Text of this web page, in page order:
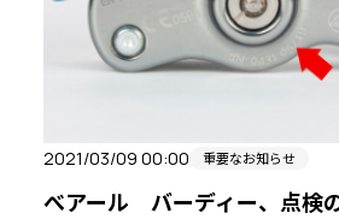
2021/03/09 00:00 重要なお知らせ
べアール バーディー、点検